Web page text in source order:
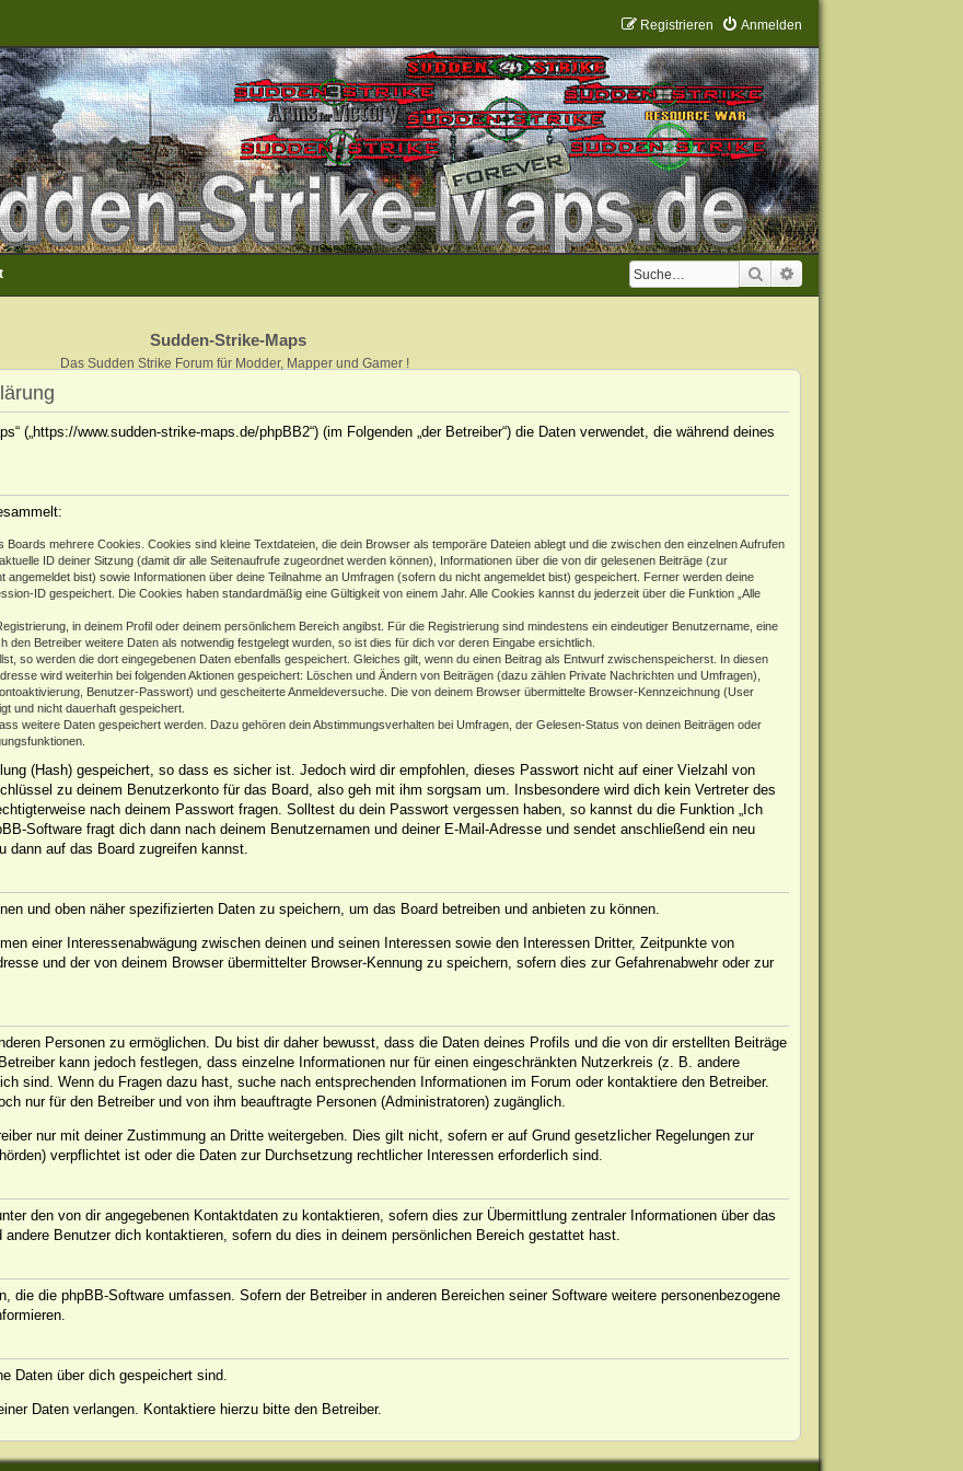
Anmelden
Registrieren
Suche
Sudden-Strike-Maps
Das Sudden Strike Forum für Modder, Mapper und Gamer !
(„https://www.sudden-strike-maps.de/phpBB2“) (im Folgenden „der Betreiber“) die Daten verwendet, die während deines
mehrere Cookies. Cookies sind kleine Textdateien, die dein Browser als temporäre Dateien ablegt und die zwischen den einzelnen Aufrufen
ID deiner Sitzung (damit dir alle Seitenaufrufe zugeordnet werden können), Informationen über die von dir gelesenen Beiträge (zur
bist) sowie Informationen über deine Teilnahme an Umfragen (sofern du nicht angemeldet bist) gespeichert. Ferner werden deine
ID gespeichert. Die Cookies haben standardmäßig eine Gültigkeit von einem Jahr. Alle Cookies kannst du jederzeit über die Funktion „Alle
in deinem Profil oder deinem persönlichem Bereich angibst. Für die Registrierung sind mindestens ein eindeutiger Benutzername, eine
den Betreiber weitere Daten als notwendig festgelegt wurden, so ist dies für dich vor deren Eingabe ersichtlich.
so werden die dort eingegebenen Daten ebenfalls gespeichert. Gleiches gilt, wenn du einen Beitrag als Entwurf zwischenspeicherst. In diesen
wird weiterhin bei folgenden Aktionen gespeichert: Löschen und Ändern von Beiträgen (dazu zählen Private Nachrichten und Umfragen),
Benutzer-Passwort) und gescheiterte Anmeldeversuche. Die von deinem Browser übermittelte Browser-Kennzeichnung (User
und nicht dauerhaft gespeichert.
weitere Daten gespeichert werden. Dazu gehören dein Abstimmungsverhalten bei Umfragen, der Gelesen-Status von deinen Beiträgen oder
(Hash) gespeichert, so dass es sicher ist. Jedoch wird dir empfohlen, dieses Passwort nicht auf einer Vielzahl von
zu deinem Benutzerkonto für das Board, also geh mit ihm sorgsam um. Insbesondere wird dich kein Vertreter des
nach deinem Passwort fragen. Solltest du dein Passwort vergessen haben, so kannst du die Funktion „Ich
Software fragt dich dann nach deinem Benutzernamen und deiner E-Mail-Adresse und sendet anschließend ein neu
dann auf das Board zugreifen kannst.
und oben näher spezifizierten Daten zu speichern, um das Board betreiben und anbieten zu können.
einer Interessenabwägung zwischen deinen und seinen Interessen sowie den Interessen Dritter, Zeitpunkte von
und der von deinem Browser übermittelter Browser-Kennung zu speichern, sofern dies zur Gefahrenabwehr oder zur
Personen zu ermöglichen. Du bist dir daher bewusst, dass die Daten deines Profils und die von dir erstellten Beiträge
kann jedoch festlegen, dass einzelne Informationen nur für einen eingeschränkten Nutzerkreis (z. B. andere
sind. Wenn du Fragen dazu hast, suche nach entsprechenden Informationen im Forum oder kontaktiere den Betreiber.
nur für den Betreiber und von ihm beauftragte Personen (Administratoren) zugänglich.
nur mit deiner Zustimmung an Dritte weitergeben. Dies gilt nicht, sofern er auf Grund gesetzlicher Regelungen zur
verpflichtet ist oder die Daten zur Durchsetzung rechtlicher Interessen erforderlich sind.
den von dir angegebenen Kontaktdaten zu kontaktieren, sofern dies zur Übermittlung zentraler Informationen über das
Benutzer dich kontaktieren, sofern du dies in deinem persönlichen Bereich gestattet hast.
die die phpBB-Software umfassen. Sofern der Betreiber in anderen Bereichen seiner Software weitere personenbezogene
Daten über dich gespeichert sind.
Daten verlangen. Kontaktiere hierzu bitte den Betreiber.